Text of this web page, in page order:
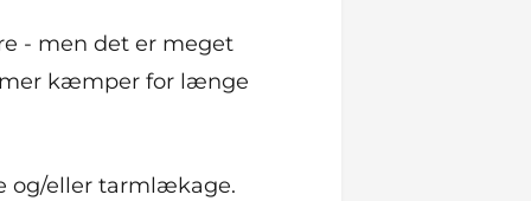
- men det er meget
kæmper for længe
og/eller tarmlækage.